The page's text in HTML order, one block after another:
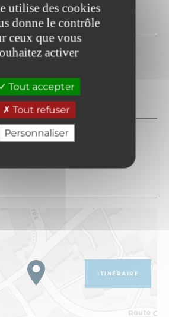
utilise des cookies
donne le contrôle
ceux que vous
activer
Tout accepter
Tout refuser
Personnaliser
fauteuil roulant
ITINÉRAIRE